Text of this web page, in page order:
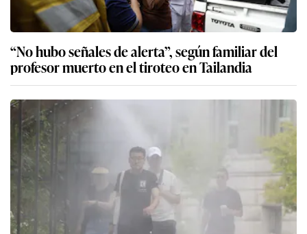
“No hubo señales de alerta”, según familiar del
profesor muerto en el tiroteo en Tailandia